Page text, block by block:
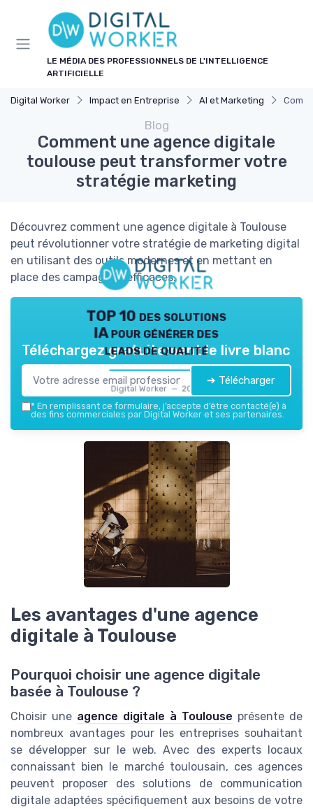
LE MÉDIA DES PROFESSIONNELS DE L'INTELLIGENCE
ARTIFICIELLE
Digital Worker Impact en Entreprise AI et Marketing
Blog
Comment une agence digitale
toulouse peut transformer votre
stratégie marketing
Découvrez comment une agence digitale à Toulouse
peut révolutionner votre stratégie de marketing digital
en utilisant des outils modernes et en mettant en
place des campagnes efficaces.
TOP 10 des solutions
IA pour générer des
leads de qualité
Digital Worker — 2026
Téléchargez gratuitement le livre blanc
➔ Télécharger
* En remplissant ce formulaire, j’accepte d’être contacté(e) à
des fins commerciales par Digital Worker et ses partenaires.
Les avantages d'une agence
digitale à Toulouse
Pourquoi choisir une agence digitale
basée à Toulouse ?
Choisir une agence digitale à Toulouse présente de
nombreux avantages pour les entreprises souhaitant
se développer sur le web. Avec des experts locaux
connaissant bien le marché toulousain, ces agences
peuvent proposer des solutions de communication
digitale adaptées spécifiquement aux besoins de votre